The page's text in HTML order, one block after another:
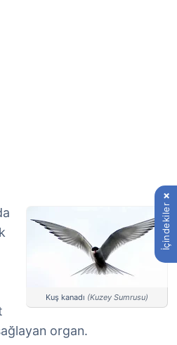
İçindekiler
Kuş kanadı (Kuzey Sumrusu)
organ.